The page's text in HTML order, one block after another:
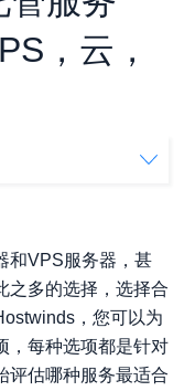
，云，
？
和VPS服务器，甚
之多的选择，选择合
，您可以为
，每种选项都是针对
评估哪种服务最适合